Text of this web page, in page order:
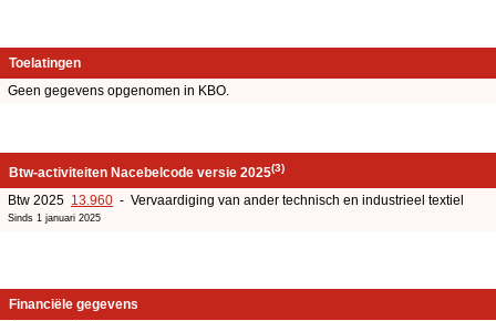
Toelatingen
Geen gegevens opgenomen in KBO.
Btw-activiteiten Nacebelcode versie 2025(3)
Btw 2025 13.960 - Vervaardiging van ander technisch en industrieel textiel
Sinds 1 januari 2025
Financiële gegevens